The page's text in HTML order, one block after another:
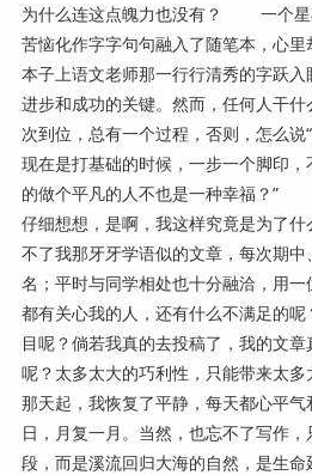
为什么连这点魄力也没有？ 一个星
苦恼化作字字句句融入了随笔本，
本子上语文老师那一行行清秀的字跃入
进步和成功的关键。然而，任何人干
次到位，总有一个过程，否则，怎么说
现在是打基础的时候，一步一个脚印
的做个平凡的人不也是一种幸福？”
仔细想想，是啊，我这样究竟是为了
不了我那牙牙学语似的文章，每次期
名；平时与同学相处也十分融洽，用
都有关心我的人，还有什么不满足的
目呢？倘若我真的去投稿了，我的文
呢？太多太大的巧利性，只能带来
那天起，我恢复了平静，每天都心平
日，月复一月。当然，也忘不了写作
段，而是溪流回归大海的自然，是